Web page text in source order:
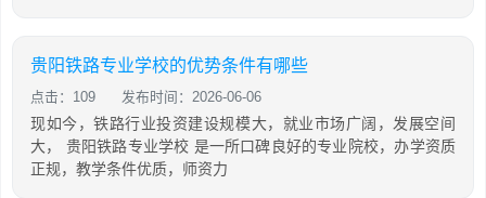
贵阳铁路专业学校的优势条件有哪些
点击：109 发布时间：2026-06-06
现如今，铁路行业投资建设规模大，就业市场广阔，发展空间
大， 贵阳铁路专业学校 是一所口碑良好的专业院校，办学资质
正规，教学条件优质，师资力